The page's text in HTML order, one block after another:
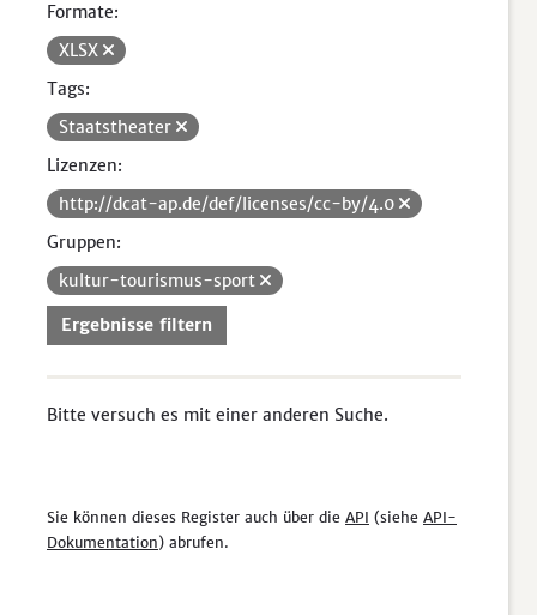
Formate:
XLSX
Tags:
Staatstheater
Lizenzen:
http://dcat-ap.de/def/licenses/cc-by/4.0
Gruppen:
kultur-tourismus-sport
Ergebnisse filtern
Bitte versuch es mit einer anderen Suche.
Sie können dieses Register auch über die API (siehe API-
Dokumentation) abrufen.